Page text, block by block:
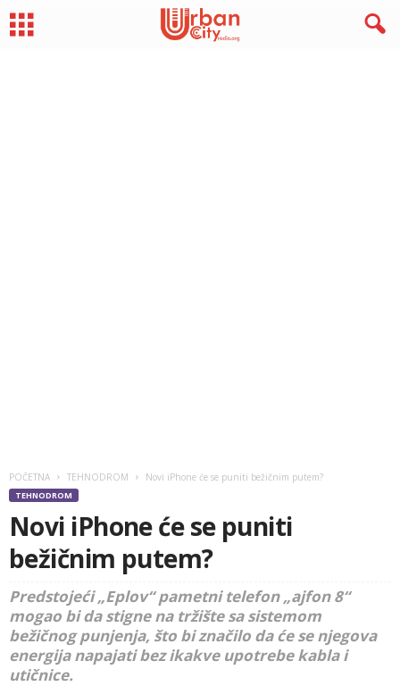
POČETNA TEHNODROM Novi iPhone će se puniti bežičnim putem?
TEHNODROM
Novi iPhone će se puniti
bežičnim putem?
Predstojeći „Eplov“ pametni telefon „ajfon 8“
mogao bi da stigne na tržište sa sistemom
bežičnog punjenja, što bi značilo da će se njegova
energija napajati bez ikakve upotrebe kabla i
utičnice.